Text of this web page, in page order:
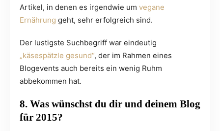
Artikel, in denen es irgendwie um vegane
Ernährung geht, sehr erfolgreich sind.
Der lustigste Suchbegriff war eindeutig
„käsespätzle gesund“, der im Rahmen eines
Blogevents auch bereits ein wenig Ruhm
abbekommen hat.
8. Was wünschst du dir und deinem Blog
für 2015?